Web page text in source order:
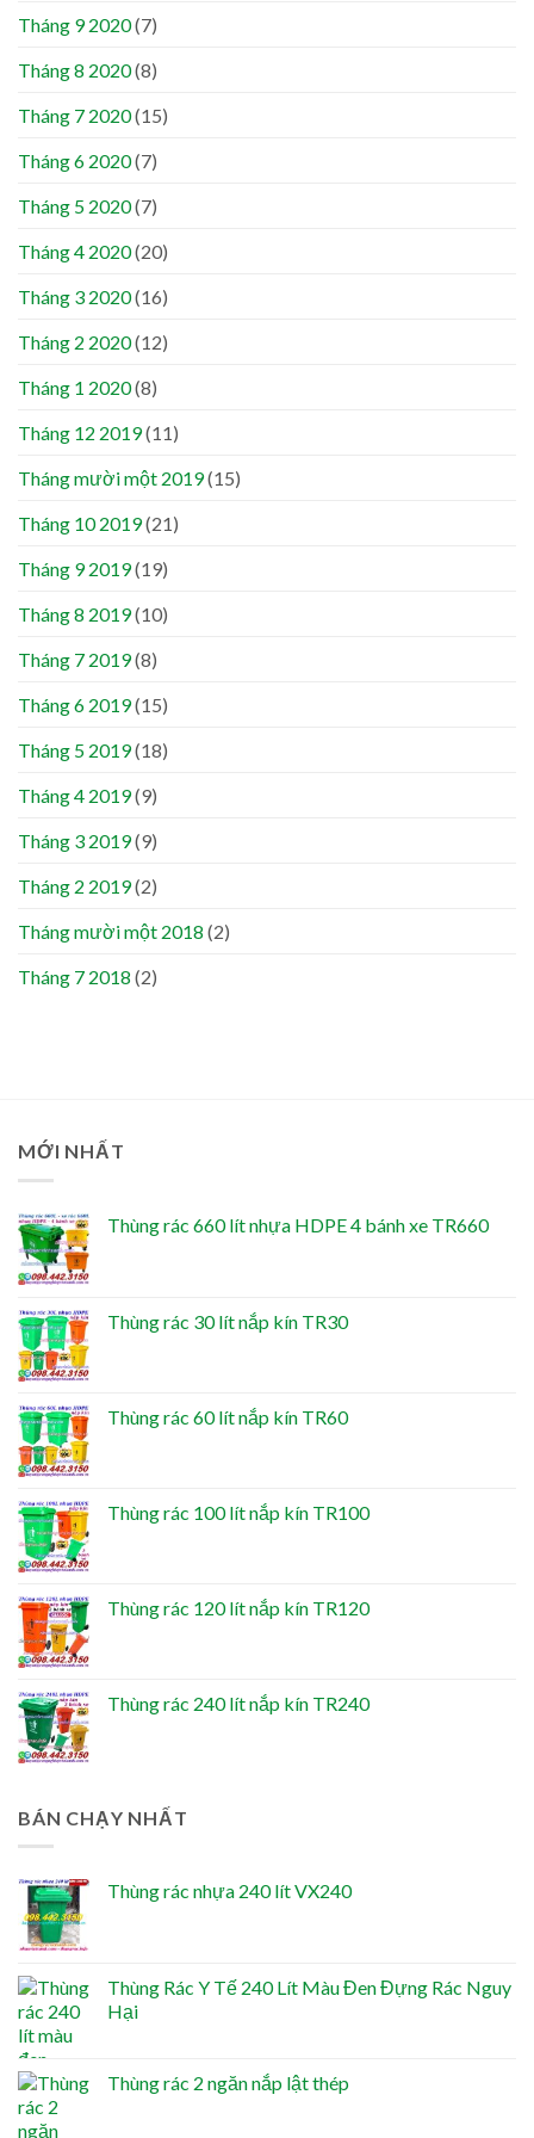
Tháng 9 2020(7)
Tháng 8 2020(8)
Tháng 7 2020(15)
Tháng 6 2020(7)
Tháng 5 2020(7)
Tháng 4 2020(20)
Tháng 3 2020(16)
Tháng 2 2020(12)
Tháng 1 2020(8)
Tháng 12 2019(11)
Tháng mười một 2019(15)
Tháng 10 2019(21)
Tháng 9 2019(19)
Tháng 8 2019(10)
Tháng 7 2019(8)
Tháng 6 2019(15)
Tháng 5 2019(18)
Tháng 4 2019(9)
Tháng 3 2019(9)
Tháng 2 2019(2)
Tháng mười một 2018 (2)
Tháng 7 2018 (2)
MỚI NHẤT
Thùng rác 660 lít nhựa HDPE 4 bánh xe TR660
Thùng rác 30 lít nắp kín TR30
Thùng rác 60 lít nắp kín TR60
Thùng rác 100 lít nắp kín TR100
Thùng rác 120 lít nắp kín TR120
Thùng rác 240 lít nắp kín TR240
BÁN CHẠY NHẤT
Thùng rác nhựa 240 lít VX240
Thùng Rác Y Tế 240 Lít Màu Đen Đựng Rác Nguy
Hại
Thùng rác 2 ngăn nắp lật thép